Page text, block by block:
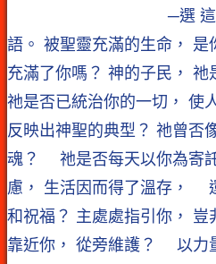
─選 這是教會中
語。 被聖靈充滿的生命，
充滿了你嗎？ 神的子民，
祂是否已統治你的一切， 使
反映出神聖的典型？ 祂曾否
魂？ 祂是否每天以你為寄
慮， 生活因而得了溫存，
和祝福？ 主處處指引你，
靠近你， 從旁維護？ 以力